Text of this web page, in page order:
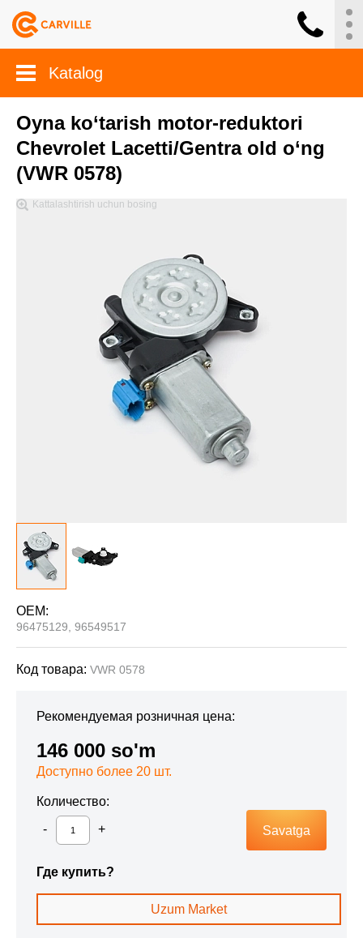
Katalog
Oyna ko‘tarish motor-reduktori
Chevrolet Lacetti/Gentra old o‘ng
(VWR 0578)
Kattalashtirish uchun bosing
OEM:
96475129, 96549517
Код товара: VWR 0578
Рекомендуемая розничная цена:
146 000 so'm
Доступно более 20 шт.
Количество:
Savatga
Где купить?
Uzum Market